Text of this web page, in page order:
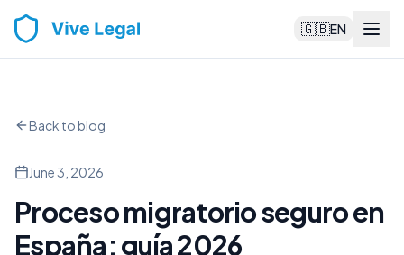
🇬🇧EN
Back to blog
June 3, 2026
Proceso migratorio seguro en
España: guía 2026